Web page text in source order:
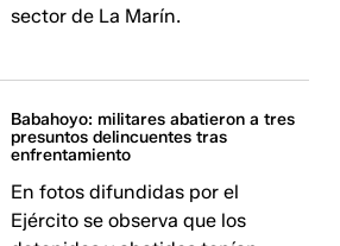
sector de La Marín.
Babahoyo: militares abatieron a tres
presuntos delincuentes tras
enfrentamiento
En fotos difundidas por el
Ejército se observa que los